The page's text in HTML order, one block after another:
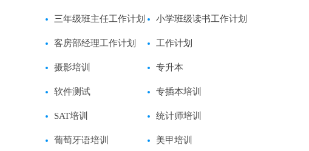
计划三年级班主任工作计划 小学班级读书工作计划
客房部经理工作计划 工作计划
摄影培训 专升本
软件测试 专插本培训
SAT培训 统计师培训
葡萄牙语培训 美甲培训